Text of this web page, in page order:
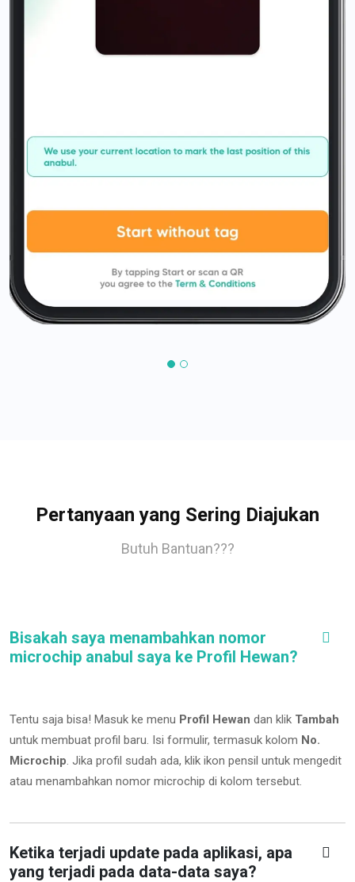
Pertanyaan yang Sering Diajukan
Butuh Bantuan???
Bisakah saya menambahkan nomor
microchip anabul saya ke Profil Hewan?
Tentu saja bisa! Masuk ke menu Profil Hewan dan klik Tambah
untuk membuat profil baru. Isi formulir, termasuk kolom No.
Microchip. Jika profil sudah ada, klik ikon pensil untuk mengedit
atau menambahkan nomor microchip di kolom tersebut.
Ketika terjadi update pada aplikasi, apa
yang terjadi pada data-data saya?